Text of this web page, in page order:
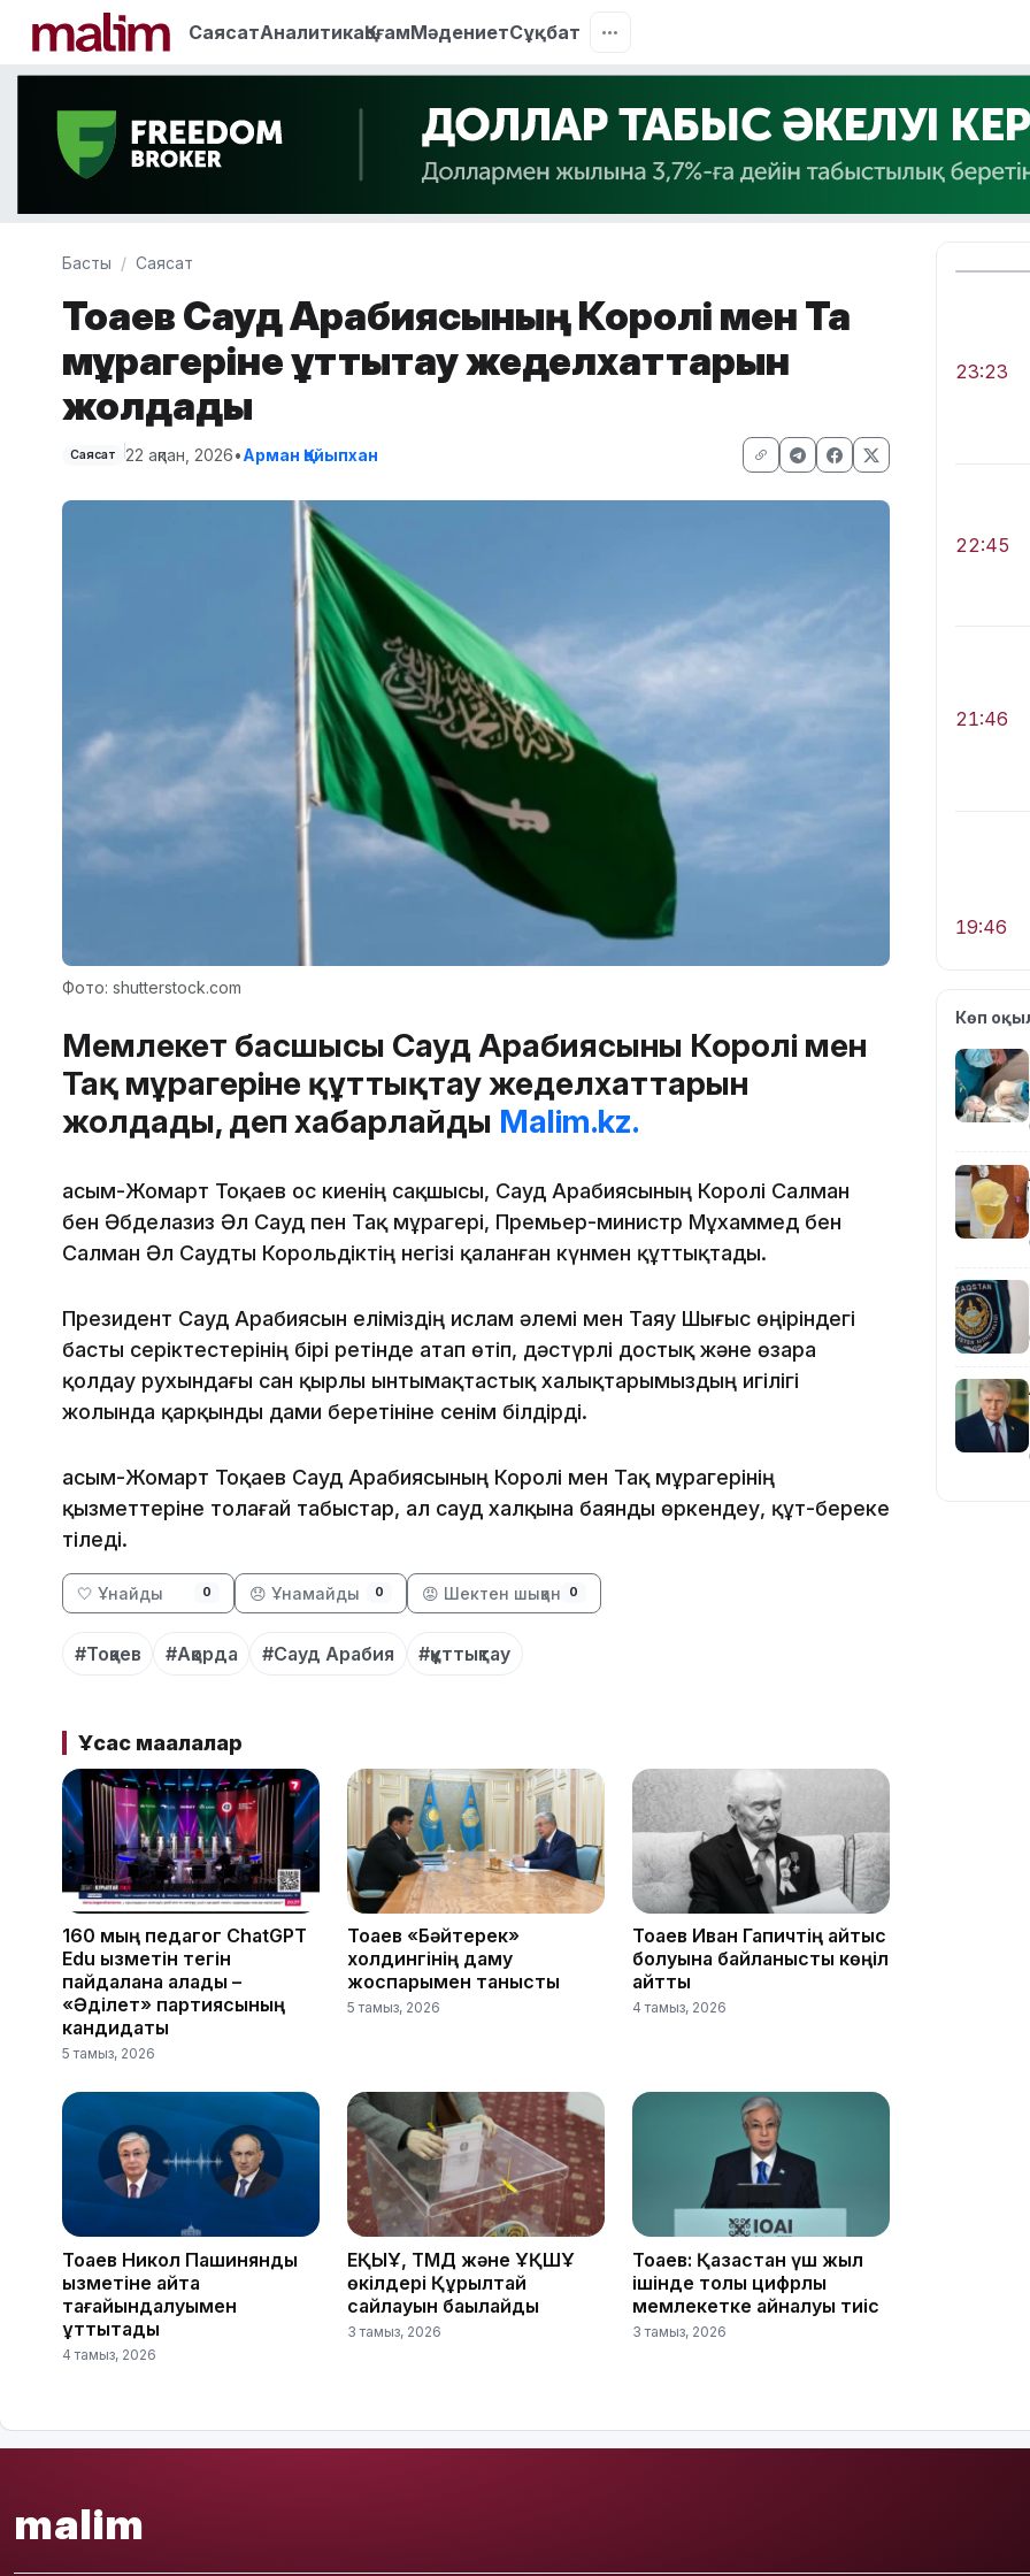
СаясатАналитикаҚоғамМәдениетСұқбат
Басты Саясат
Тоқаев Сауд Арабиясының Королі мен Тақ
мұрагеріне құттықтау жеделхаттарын
жолдады
Саясат 22 ақпан, 2026•Арман Қайыпхан
Фото: shutterstock.com
Мемлекет басшысы Сауд Арабиясының Королі мен
Тақ мұрагеріне құттықтау жеделхаттарын
жолдады, деп хабарлайды Malim.kz.
Қасым-Жомарт Тоқаев Қос киенің сақшысы, Сауд Арабиясының Королі Салман
бен Әбделазиз Әл Сауд пен Тақ мұрагері, Премьер-министр Мұхаммед бен
Салман Әл Саудты Корольдіктің негізі қаланған күнмен құттықтады.
Президент Сауд Арабиясын еліміздің ислам әлемі мен Таяу Шығыс өңіріндегі
басты серіктестерінің бірі ретінде атап өтіп, дәстүрлі достық және өзара
қолдау рухындағы сан қырлы ынтымақтастық халықтарымыздың игілігі
жолында қарқынды дами беретініне сенім білдірді.
Қасым-Жомарт Тоқаев Сауд Арабиясының Королі мен Тақ мұрагерінің
қызметтеріне толағай табыстар, ал сауд халқына баянды өркендеу, құт-береке
тіледі.
🤍 Ұнайды 0 😞 Ұнамайды 0 😡 Шектен шыққан 0
#Тоқаев #Ақорда #Сауд Арабия #құттықтау
Ұқсас мақалалар
160 мың педагог ChatGPT
Edu қызметін тегін
пайдалана алады –
«Әділет» партиясының
кандидаты
5 тамыз, 2026
Тоқаев «Бәйтерек»
холдингінің даму
жоспарымен танысты
5 тамыз, 2026
Тоқаев Иван Гапичтің қайтыс
болуына байланысты көңіл
айтты
4 тамыз, 2026
Тоқаев Никол Пашинянды
қызметіне қайта
тағайындалуымен
құттықтады
4 тамыз, 2026
ЕҚЫҰ, ТМД және ҰҚШҰ
өкілдері Құрылтай
сайлауын бақылайды
3 тамыз, 2026
Тоқаев: Қазақстан үш жыл
ішінде толық цифрлық
мемлекетке айналуы тиіс
3 тамыз, 2026
23:23
22:45
21:46
19:46
Көп
malim